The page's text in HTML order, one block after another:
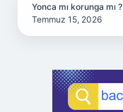
Yonca mı korunga mı ?
Temmuz 15, 2026